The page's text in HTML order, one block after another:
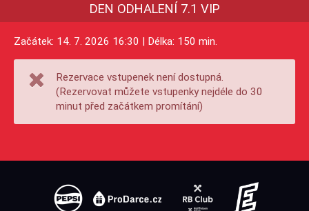
DEN ODHALENÍ 7.1 VIP
Začátek: 14. 7. 2026 16:30 | Délka: 150 min.
Rezervace vstupenek není dostupná.
(Rezervovat můžete vstupenky nejdéle do 30
minut před začátkem promítání)